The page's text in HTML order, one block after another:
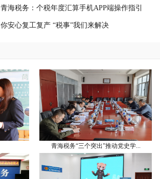
青海税务：个税年度汇算手机APP端操作指引
你安心复工复产 “税事”我们来解决
青海税务“三个突出”推动党史学...